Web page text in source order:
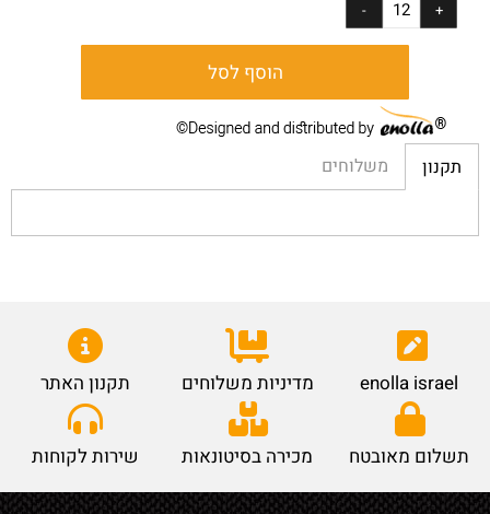
הוסף לסל
תקנון משלוחים
enolla israel מדיניות משלוחים תקנון האתר
תשלום מאובטח מכירה בסיטונאות שירות לקוחות